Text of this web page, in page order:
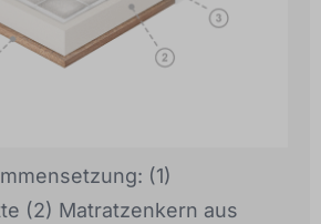
(1)
(2) Matratzenkern aus